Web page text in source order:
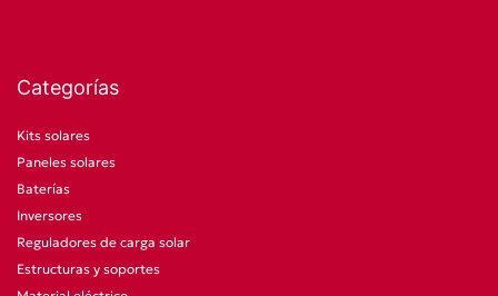
Categorías
Kits solares
Paneles solares
Baterías
Inversores
Reguladores de carga solar
Estructuras y soportes